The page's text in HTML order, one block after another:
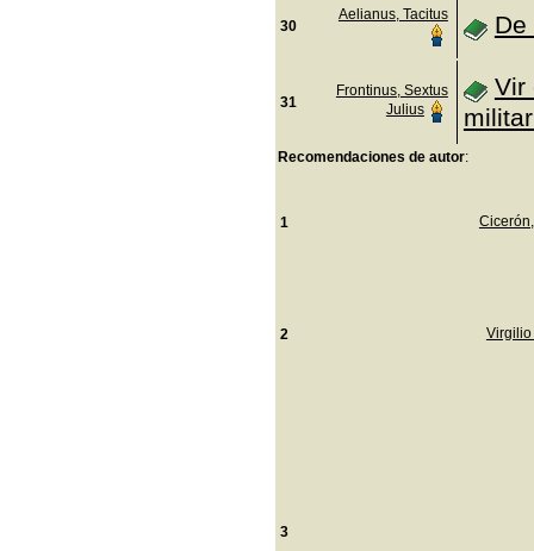
30
Aelianus, Tacitus De
31
Frontinus, Sextus
Julius
Vir
Recomendaciones de autor:
1
2 Virgilio
3